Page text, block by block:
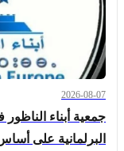
2026-08-07
جمعية أبناء الناظور
البرلمانية على